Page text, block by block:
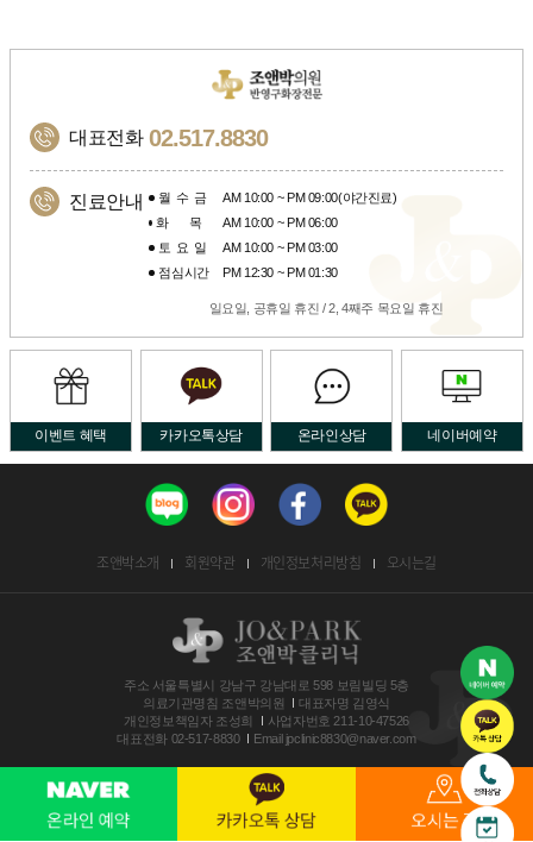
대표전화 02.517.8830
진료안내 월수금
AM 10:00 ~ PM 09:00(야간진료)
화목 AM 10:00 ~ PM 06:00
토요일
AM 10:00 ~ PM 03:00
점심시간
PM 12:30 ~ PM 01:30
일요일, 공휴일 휴진 / 2, 4째주 목요일 휴진
이벤트 혜택 카카오톡상담 온라인상담 네이버예약
조앤박소개 회원약관 개인정보처리방침 오시는길
주소 서울특별시 강남구 강남대로 598 보림빌딩 5층
의료기관명침 조앤박의원 대표자명 김영식
개인정보책임자조성희 사업자번호 211-10-47526
대표전화02-517-8830 Emailjpclinic8830@naver.com